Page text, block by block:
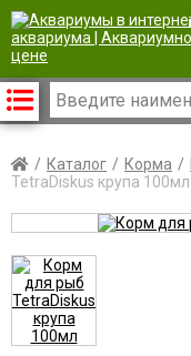
Каталог Корма
TetraDiskus крупа 100мл